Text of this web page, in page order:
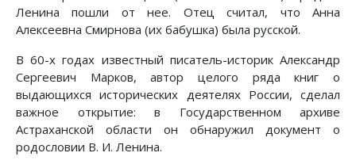
Ленина пошли от нее. Отец считал, что Анна
Алексеевна Смирнова (их бабушка) была русской.
В 60-х годах известный писатель-историк Александр
Сергеевич Марков, автор целого ряда книг о
выдающихся исторических деятелях России, сделал
важное открытие: в Государственном архиве
Астраханской области он обнаружил документ о
родословии В. И. Ленина.